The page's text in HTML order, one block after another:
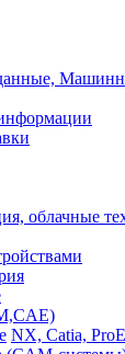
облачные
NX, Catia,